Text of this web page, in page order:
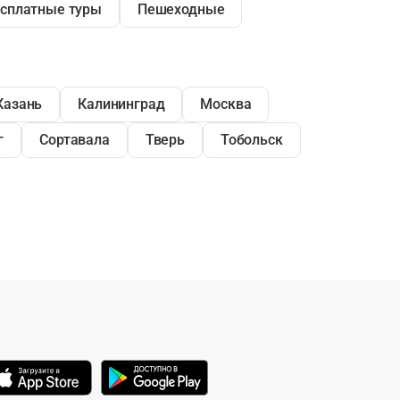
туры Пешеходные
Калининград Москва
Сортавала Тверь Тобольск